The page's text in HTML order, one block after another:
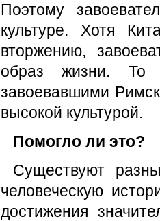
Поэто­му
культуре. Хотя
вторжению,
образ жизни. То
завоевавшими
высокой культурой.
Помогло ли это?
Существуют
человеческую
достижения